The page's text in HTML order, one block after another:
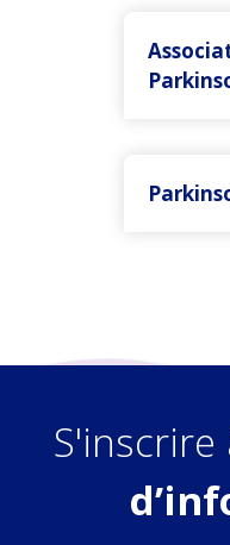
75013 Paris
Tél 01 45
https://